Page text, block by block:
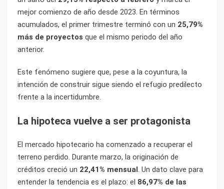
mejor comienzo de año desde 2023. En términos
acumulados, el primer trimestre terminó con un 25,79%
más de proyectos que el mismo periodo del año
anterior.
Este fenómeno sugiere que, pese a la coyuntura, la
intención de construir sigue siendo el refugio predilecto
frente a la incertidumbre.
La hipoteca vuelve a ser protagonista
El mercado hipotecario ha comenzado a recuperar el
terreno perdido. Durante marzo, la originación de
créditos creció un 22,41% mensual. Un dato clave para
entender la tendencia es el plazo: el 86,97% de las